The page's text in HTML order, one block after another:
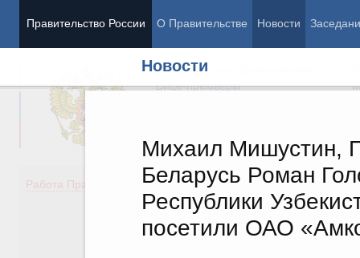
Правительство России О Правительстве Новости
Новости
Михаил Мишустин,
Беларусь Роман
Республики
посетили ОАО
Председатель Правительства
Вице-премьеры
Работа Правительства
Демография
Здоровье
Образование
Культура